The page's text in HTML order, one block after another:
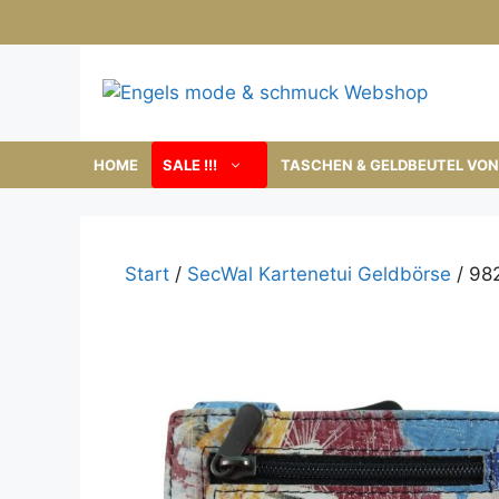
Inhalt
HOME SALE !!! TASCHEN & GELDBEUTEL
Start / SecWal Kartenetui Geldbörse /